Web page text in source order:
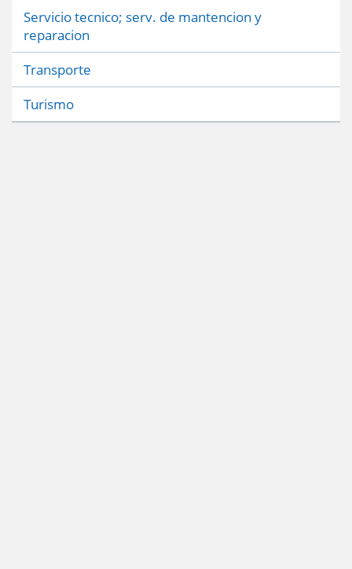
Servicio tecnico; serv. de mantencion y
reparacion
Transporte
Turismo